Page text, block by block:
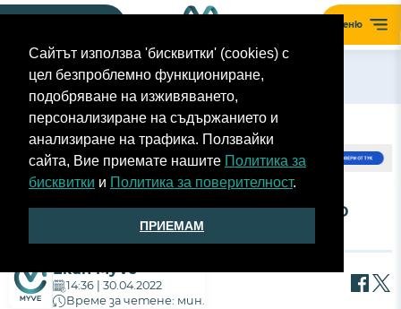
Сайтът използва 'бисквитки' (cookies) с
цел безпроблемно функциониране,
подобряване на изживяването,
персонализиране на съдържанието и
анализиране на трафика. Ползвайки
сайта, Вие приемате нашите Политика за
бисквитки и Политика за поверителност.
ПРИЕМАМ
Меню
Назад
С АЗОТ ЛИ СА ПЪЛНИ ГУМИТЕ? НА КОЛКО
АТМОСФЕРИ СА НАПОМПАНИ?
Екип MyVe
14:36 | 30.04.2022
Време за четене: мин.